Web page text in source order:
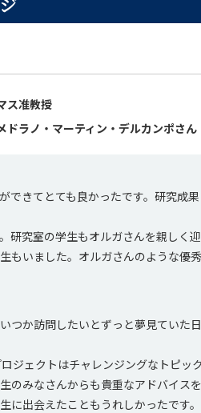
ス准教授
ドラノ・マーティン・デルカンポさん
できてとても良かったです。研究成
研究室の学生もオルガさんを親しく
もいました。オルガさんのような優
つか訪問したいとずっと夢見ていた
ジェクトはチャレンジングなトピッ
のみなさんからも貴重なアドバイス
に出会えたこともうれしかったです